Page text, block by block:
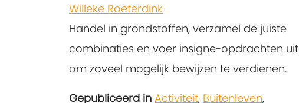
Willeke Roeterdink
Handel in grondstoffen, verzamel de juiste
combinaties en voer insigne-opdrachten uit
om zoveel mogelijk bewijzen te verdienen.
Gepubliceerd in Activiteit, Buitenleven,